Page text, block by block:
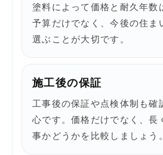
塗料によって価格と耐久年数
予算だけでなく、今後の住ま
選ぶことが大切です。
施工後の保証
工事後の保証や点検体制も確
心です。価格だけでなく、長
事かどうかを比較しましょう。